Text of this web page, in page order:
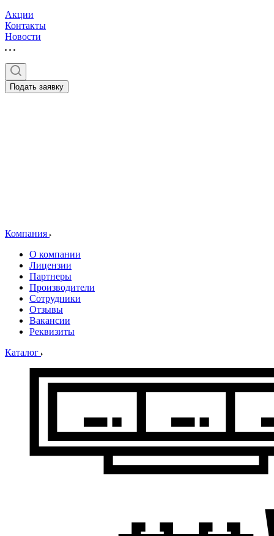
Акции
Контакты
Новости
Подать заявку
Компания
О компании
Лицензии
Партнеры
Производители
Сотрудники
Отзывы
Вакансии
Реквизиты
Каталог